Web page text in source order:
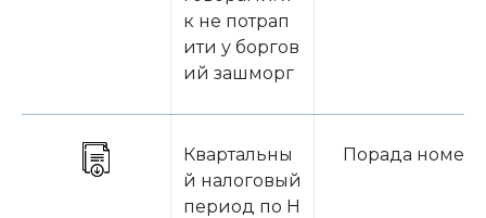
к не потрап
ити у боргов
ий зашморг
Квартальны
й налоговый
период по Н
Порада номеру